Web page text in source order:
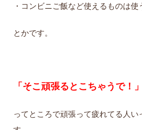
・コンビニご飯など使えるものは使
とかです。
「そこ頑張るとこちゃうで！」
ってところで頑張って疲れてる人い